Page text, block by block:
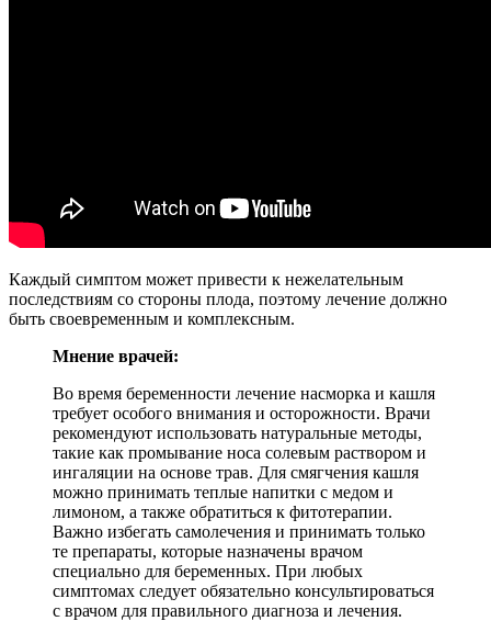
Каждый симптом может привести к нежелательным
последствиям со стороны плода, поэтому лечение должно
быть своевременным и комплексным.
Мнение врачей:
Во время беременности лечение насморка и кашля
требует особого внимания и осторожности. Врачи
рекомендуют использовать натуральные методы,
такие как промывание носа солевым раствором и
ингаляции на основе трав. Для смягчения кашля
можно принимать теплые напитки с медом и
лимоном, а также обратиться к фитотерапии.
Важно избегать самолечения и принимать только
те препараты, которые назначены врачом
специально для беременных. При любых
симптомах следует обязательно консультироваться
с врачом для правильного диагноза и лечения.